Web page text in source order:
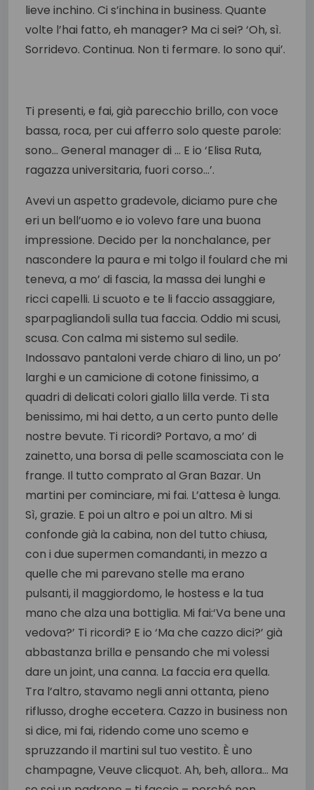
lieve inchino. Ci s’inchina in business. Quante
volte l’hai fatto, eh manager? Ma ci sei? ‘Oh, sì.
Sorridevo. Continua. Non ti fermare. Io sono qui’.
Ti presenti, e fai, già parecchio brillo, con voce
bassa, roca, per cui afferro solo queste parole:
sono… General manager di … E io ‘Elisa Ruta,
ragazza universitaria, fuori corso…’.
Avevi un aspetto gradevole, diciamo pure che
eri un bell’uomo e io volevo fare una buona
impressione. Decido per la nonchalance, per
nascondere la paura e mi tolgo il foulard che mi
teneva, a mo’ di fascia, la massa dei lunghi e
ricci capelli. Li scuoto e te li faccio assaggiare,
sparpagliandoli sulla tua faccia. Oddio mi scusi,
scusa. Con calma mi sistemo sul sedile.
Indossavo pantaloni verde chiaro di lino, un po’
larghi e un camicione di cotone finissimo, a
quadri di delicati colori giallo lilla verde. Ti sta
benissimo, mi hai detto, a un certo punto delle
nostre bevute. Ti ricordi? Portavo, a mo’ di
zainetto, una borsa di pelle scamosciata con le
frange. Il tutto comprato al Gran Bazar. Un
martini per cominciare, mi fai. L’attesa è lunga.
Sì, grazie. E poi un altro e poi un altro. Mi si
confonde già la cabina, non del tutto chiusa,
con i due supermen comandanti, in mezzo a
quelle che mi parevano stelle ma erano
pulsanti, il maggiordomo, le hostess e la tua
mano che alza una bottiglia. Mi fai:‘Va bene una
vedova?’ Ti ricordi? E io ‘Ma che cazzo dici?’ già
abbastanza brilla e pensando che mi volessi
dare un joint, una canna. La faccia era quella.
Tra l’altro, stavamo negli anni ottanta, pieno
riflusso, droghe eccetera. Cazzo in business non
si dice, mi fai, ridendo come uno scemo e
spruzzando il martini sul tuo vestito. È uno
champagne, Veuve clicquot. Ah, beh, allora… Ma